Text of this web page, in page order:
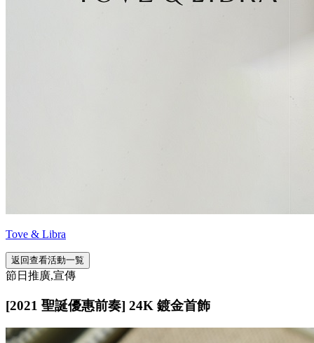
Tove & Libra
返回查看活動一覧
節日推廣,宣傳
[2021 聖誕優惠前奏] 24K 鍍金首飾